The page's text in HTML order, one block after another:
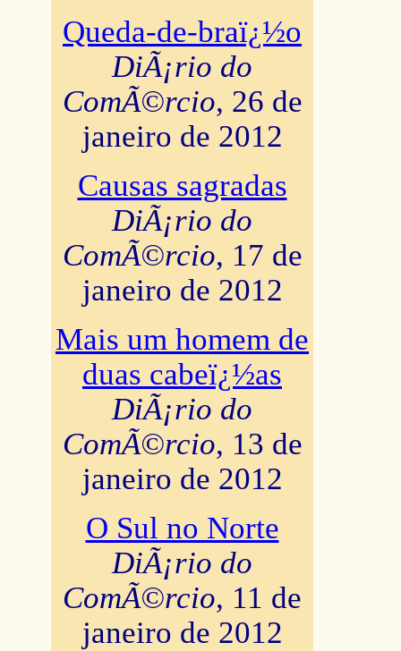
Queda-de-braï¿½o
DiÃ¡rio do
ComÃ©rcio, 26 de
janeiro de 2012
Causas sagradas
DiÃ¡rio do
ComÃ©rcio, 17 de
janeiro de 2012
Mais um homem de
duas cabeï¿½as
DiÃ¡rio do
ComÃ©rcio, 13 de
janeiro de 2012
O Sul no Norte
DiÃ¡rio do
ComÃ©rcio, 11 de
janeiro de 2012